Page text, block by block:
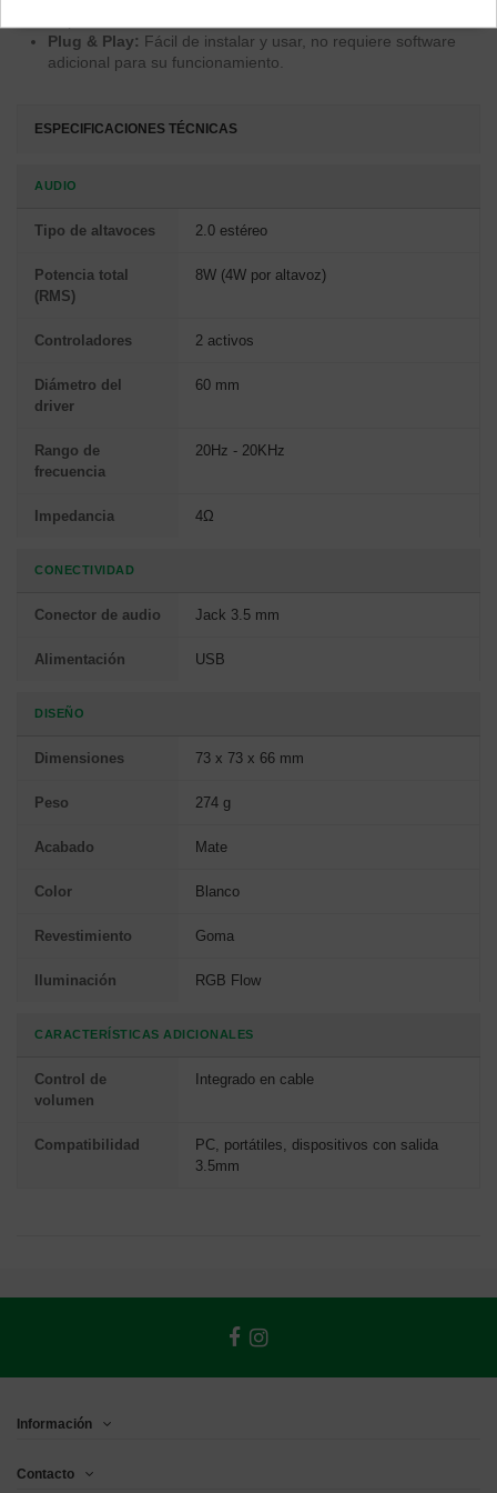
Plug & Play: Fácil de instalar y usar, no requiere software
adicional para su funcionamiento.
ESPECIFICACIONES TÉCNICAS
AUDIO
Tipo de altavoces 2.0 estéreo
Potencia total
(RMS)
8W (4W por altavoz)
Controladores 2 activos
Diámetro del
driver
60 mm
Rango de
frecuencia
20Hz - 20KHz
Impedancia 4Ω
CONECTIVIDAD
Conector de audio Jack 3.5 mm
Alimentación USB
DISEÑO
Dimensiones 73 x 73 x 66 mm
Peso 274 g
Acabado Mate
Color Blanco
Revestimiento Goma
Iluminación RGB Flow
CARACTERÍSTICAS ADICIONALES
Control de
volumen
Integrado en cable
Compatibilidad
PC, portátiles, dispositivos con salida
3.5mm
Información
Contacto